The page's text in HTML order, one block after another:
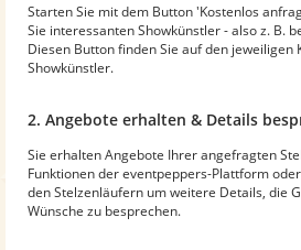
Starten Sie mit dem Button 'Kostenlos
Sie interessanten Showkünstler - also z. B.
Diesen Button finden Sie auf den jeweiligen
Showkünstler.
2. Angebote erhalten & Details
Sie erhalten Angebote Ihrer angefragten
Funktionen der eventpeppers-Plattform
den Stelzenläufern um weitere Details, die
Wünsche zu besprechen.